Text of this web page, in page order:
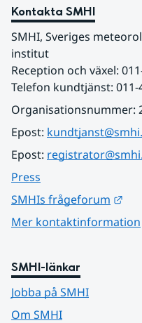
Kontakta SMHI
SMHI, Sveriges
institut
Reception och växel:
Telefon kundtjänst: 011-
Organisationsnummer:
Epost:
Epost:
Press
SMHIs frågeforum
Mer kontaktinformation
SMHI-länkar
Jobba på SMHI
Om SMHI